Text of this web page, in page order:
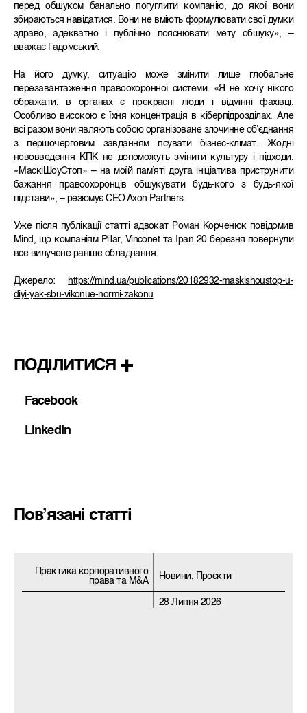
перед обшуком банально погуглити компанію, до якої вони
збираються навідатися. Вони не вміють формулювати свої думки
здраво, адекватно і публічно пояснювати мету обшуку», –
вважає Гадомський.
На його думку, ситуацію може змінити лише глобальне
перезавантаження правоохоронної системи. «Я не хочу нікого
ображати, в органах є прекрасні люди і відмінні фахівці.
Особливо високою є їхня концентрація в кіберпідрозділах. Але
всі разом вони являють собою організоване злочинне об’єднання
з першочерговим завданням псувати бізнес-клімат. Жодні
нововведення КПК не допоможуть змінити культуру і підходи.
«МаскіШоуСтоп» – на моїй пам’яті друга ініціатива приструнити
бажання правоохоронців обшукувати будь-кого з будь-якої
підстави», – резюмує CEO Axon Partners.
Уже після публікації статті адвокат Роман Корченюк повідомив
Mind, що компаніям Pillar, Vinconet та Ipan 20 березня повернули
все вилучене раніше обладнання.
Джерело:
https://mind.ua/publications/20182932-maskishoustop-u-
diyi-yak-sbu-vikonue-normi-zakonu
ПОДІЛИТИСЯ
Facebook
LinkedIn
Пов’язані статті
Практика корпоративного
права та M&A
Новини, Проєкти
28 Липня 2026